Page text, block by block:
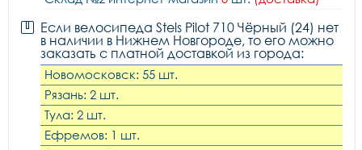
Если велосипеда Stels Pilot 710 Чёрный (24) нет
в наличии в Нижнем Новгороде, то его можно
заказать с платной доставкой из города:
Новомосковск: 55 шт.
Рязань: 2 шт.
Тула: 2 шт.
Ефремов: 1 шт.